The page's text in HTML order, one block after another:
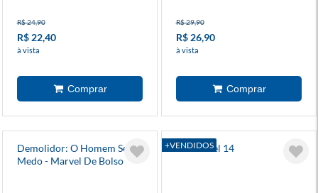
R$ 24,90
R$ 22,40
à vista
R$ 29,90
R$ 26,90
à vista
Demolidor: O Homem Sem
Medo - Marvel De Bolso
+VENDIDOS
Invencível 14